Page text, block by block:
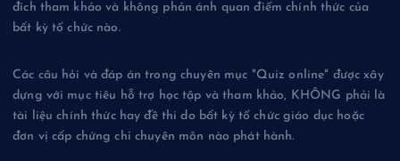
đích tham khảo và không phản ánh quan điểm chính thức của
bất kỳ tổ chức nào.
Các câu hỏi và đáp án trong chuyên mục "Quiz online" được xây
dựng với mục tiêu hỗ trợ học tập và tham khảo, KHÔNG phải là
tài liệu chính thức hay đề thi do bất kỳ tổ chức giáo dục hoặc
đơn vị cấp chứng chỉ chuyên môn nào phát hành.